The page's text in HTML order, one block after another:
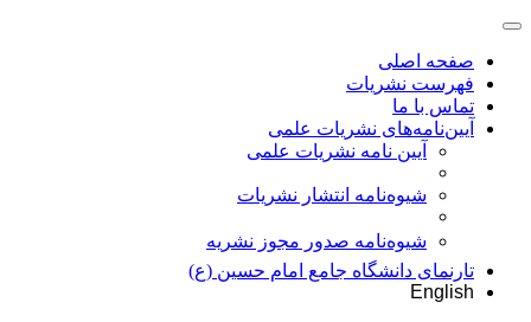
صفحه اصلی
فهرست نشریات
تماس با ما
آیین‌نامه‌های نشریات علمی
آیین نامه نشریات علمی
شیوه‌نامه انتشار نشریات
شیوهنامه صدور مجوز نشریه
تارنمای دانشگاه جامع امام حسین (ع)
English